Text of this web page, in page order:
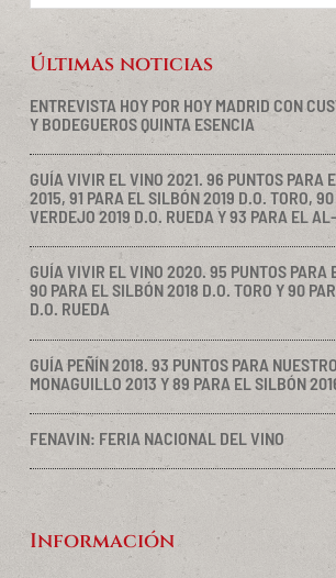
esta
Últimas noticias
ENTREVISTA HOY POR HOY MADRID CON
Y BODEGUEROS QUINTA ESENCIA
GUÍA VIVIR EL VINO 2021. 96 PUNTOS PARA
2015, 91 PARA EL SILBÓN 2019 D.O. TORO,
VERDEJO 2019 D.O. RUEDA Y 93 PARA EL
GUÍA VIVIR EL VINO 2020. 95 PUNTOS PARA
90 PARA EL SILBÓN 2018 D.O. TORO Y 90
D.O. RUEDA
GUÍA PEÑÍN 2018. 93 PUNTOS PARA
MONAGUILLO 2013 Y 89 PARA EL SILBÓN
FENAVIN: FERIA NACIONAL DEL VINO
Información